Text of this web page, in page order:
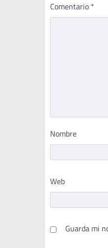
Comentario *
Nombre
Web
Guarda mi